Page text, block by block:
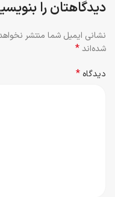
دیدگاهتان را
نشانی ایمیل شما منتشر
شده‌اند*
دیدگاه *